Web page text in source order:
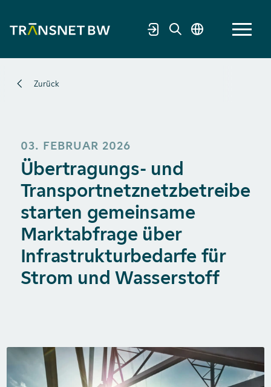
Zurück
03. FEBRUAR 2026
Übertragungs- und
Transportnetznetzbetreiber
starten gemeinsame
Marktabfrage über
Infrastrukturbedarfe für
Strom und Wasserstoff